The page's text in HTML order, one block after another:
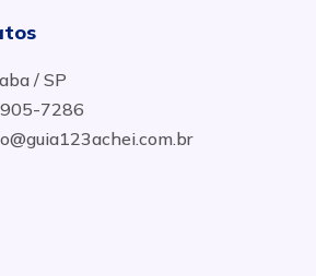
manuteção de bateria para carro
/ SP
7286